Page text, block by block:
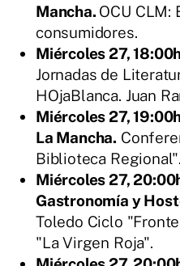
Mancha. OCU CLM:
consumidores.
Miércoles 27,
Jornadas de
HOjaBlanca. Juan
Miércoles 27,
La Mancha.
Biblioteca Regional".
Miércoles 27,
Gastronomía y
Toledo Ciclo
"La Virgen Roja".